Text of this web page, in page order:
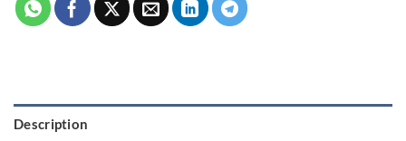
Description